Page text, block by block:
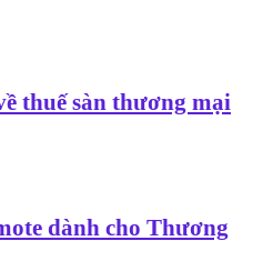
thuế sàn thương mại
dành cho Thương